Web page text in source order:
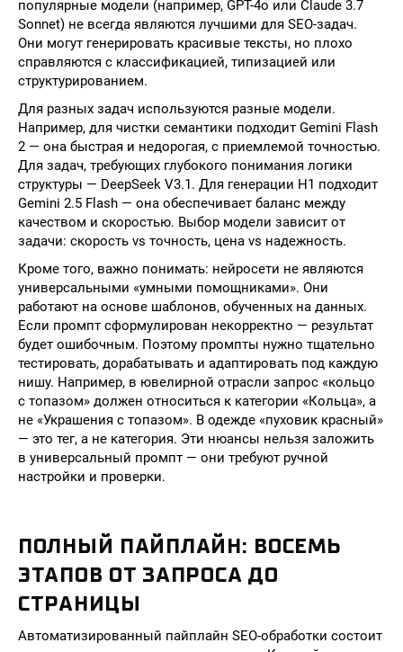
популярные модели (например, GPT-4o или Claude 3.7
Sonnet) не всегда являются лучшими для SEO-задач.
Они могут генерировать красивые тексты, но плохо
справляются с классификацией, типизацией или
структурированием.
Для разных задач используются разные модели.
Например, для чистки семантики подходит Gemini Flash
2 — она быстрая и недорогая, с приемлемой точностью.
Для задач, требующих глубокого понимания логики
структуры — DeepSeek V3.1. Для генерации H1 подходит
Gemini 2.5 Flash — она обеспечивает баланс между
качеством и скоростью. Выбор модели зависит от
задачи: скорость vs точность, цена vs надежность.
Кроме того, важно понимать: нейросети не являются
универсальными «умными помощниками». Они
работают на основе шаблонов, обученных на данных.
Если промпт сформулирован некорректно — результат
будет ошибочным. Поэтому промпты нужно тщательно
тестировать, дорабатывать и адаптировать под каждую
нишу. Например, в ювелирной отрасли запрос «кольцо
с топазом» должен относиться к категории «Кольца», а
не «Украшения с топазом». В одежде «пуховик красный»
— это тег, а не категория. Эти нюансы нельзя заложить
в универсальный промпт — они требуют ручной
настройки и проверки.
ПОЛНЫЙ ПАЙПЛАЙН: ВОСЕМЬ
ЭТАПОВ ОТ ЗАПРОСА ДО
СТРАНИЦЫ
Автоматизированный пайплайн SEO-обработки состоит